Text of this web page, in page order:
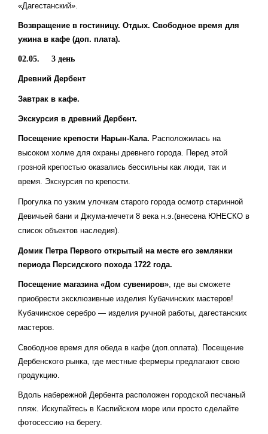
«Дагестанский».
Возвращение в гостиницу. Отдых. Свободное время для
ужина в кафе (доп. плата).
02.05. 3 день
Древний Дербент
Завтрак в кафе.
Экскурсия в древний Дербент.
Посещение крепости Нарын-Кала. Расположилась на
высоком холме для охраны древнего города. Перед этой
грозной крепостью оказались бессильны как люди, так и
время. Экскурсия по крепости.
Прогулка по узким улочкам старого города осмотр старинной
Девичьей бани и Джума-мечети 8 века н.э.(внесена ЮНЕСКО в
список объектов наследия).
Домик Петра Первого открытый на месте его землянки
периода Персидского похода 1722 года.
Посещение магазина «Дом сувениров» , где вы сможете
приобрести эксклюзивные изделия Кубачинских мастеров!
Кубачинское серебро — изделия ручной работы, дагестанских
мастеров.
Свободное время для обеда в кафе (доп.оплата). Посещение
Дербенского рынка, где местные фермеры предлагают свою
продукцию.
Вдоль набережной Дербента расположен городской песчаный
пляж. Искупайтесь в Каспийском море или просто сделайте
фотосессию на берегу.